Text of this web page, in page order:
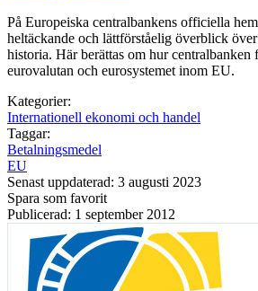
På Europeiska centralbankens officiella
heltäckande och lättförståelig överblick
historia. Här berättas om hur centralbanken
eurovalutan och eurosystemet inom EU.
Kategorier:
Internationell ekonomi och handel
Taggar:
Betalningsmedel
EU
Senast uppdaterad: 3 augusti 2023
Spara som favorit
Publicerad: 1 september 2012